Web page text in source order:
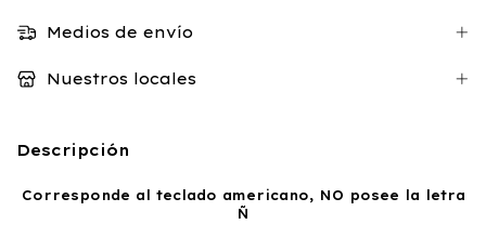
Medios de envío
Nuestros locales
Descripción
Corresponde al teclado americano, NO posee la letra
Ñ